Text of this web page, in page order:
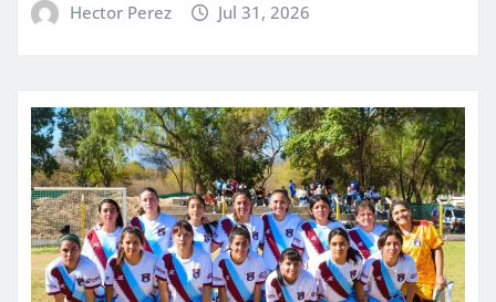
Hector Perez Jul 31, 2026